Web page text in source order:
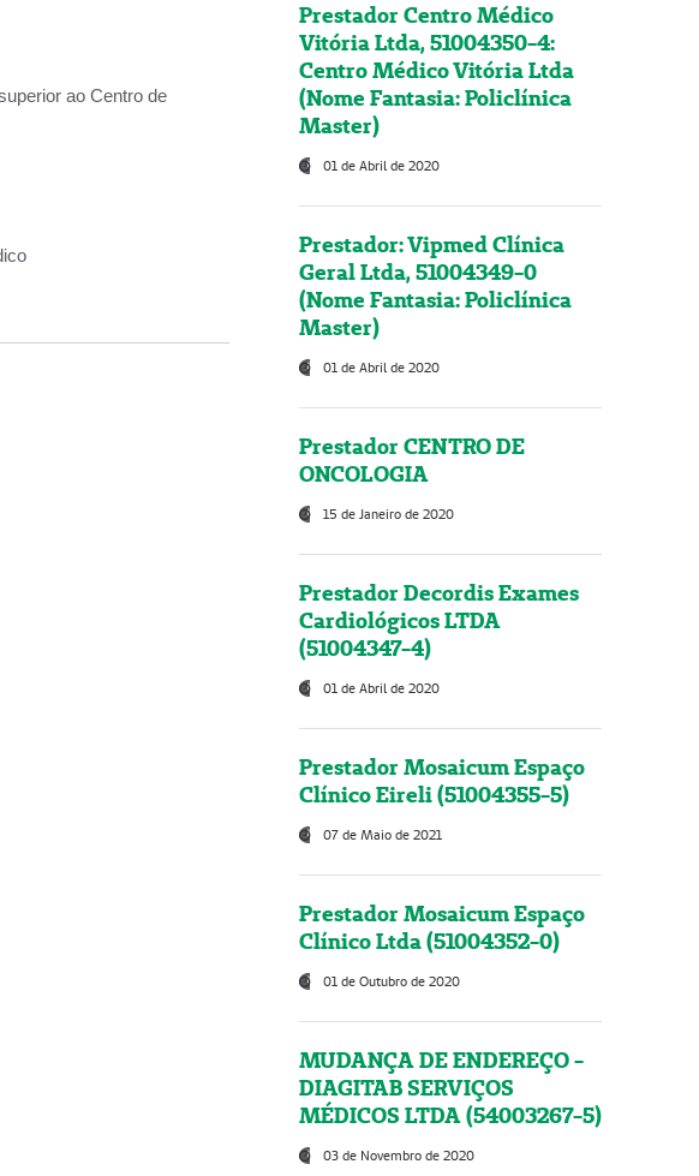
ao Centro de
Prestador Centro Médico
Vitória Ltda, 51004350-4:
Centro Médico Vitória Ltda
(Nome Fantasia: Policlínica
Master)
01 de Abril de 2020
Prestador: Vipmed Clínica
Geral Ltda, 51004349-0
(Nome Fantasia: Policlínica
Master)
01 de Abril de 2020
Prestador CENTRO DE
ONCOLOGIA
15 de Janeiro de 2020
Prestador Decordis Exames
Cardiológicos LTDA
(51004347-4)
01 de Abril de 2020
Prestador Mosaicum Espaço
Clínico Eireli (51004355-5)
07 de Maio de 2021
Prestador Mosaicum Espaço
Clínico Ltda (51004352-0)
01 de Outubro de 2020
MUDANÇA DE ENDEREÇO -
DIAGITAB SERVIÇOS
MÉDICOS LTDA (54003267-5)
03 de Novembro de 2020